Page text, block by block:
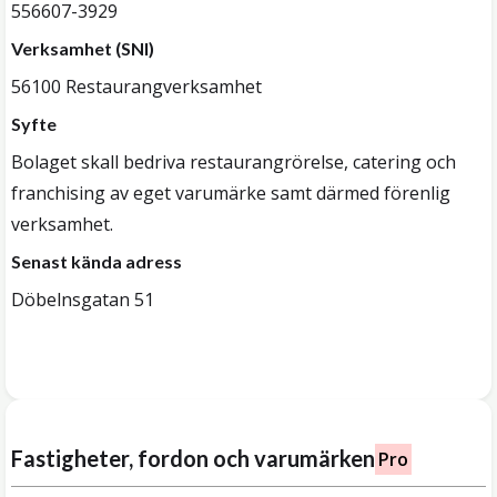
556607-3929
Verksamhet (SNI)
56100 Restaurangverksamhet
Syfte
Bolaget skall bedriva restaurangrörelse, catering och
franchising av eget varumärke samt därmed förenlig
verksamhet.
Senast kända adress
Döbelnsgatan 51
Fastigheter, fordon och varumärken Pro